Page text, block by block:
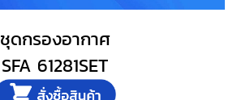
ชุดกรองอากาศ
SFA 61281SET